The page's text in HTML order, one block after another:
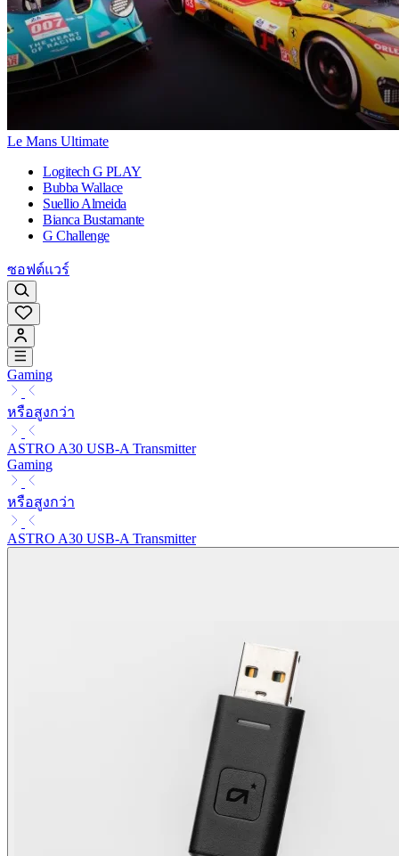
Le Mans Ultimate
Logitech G PLAY
Bubba Wallace
Suellio Almeida
Bianca Bustamante
G Challenge
ซอฟต์แวร์
Gaming
หรือสูงกว่า
ASTRO A30 USB-A Transmitter
Gaming
หรือสูงกว่า
ASTRO A30 USB-A Transmitter